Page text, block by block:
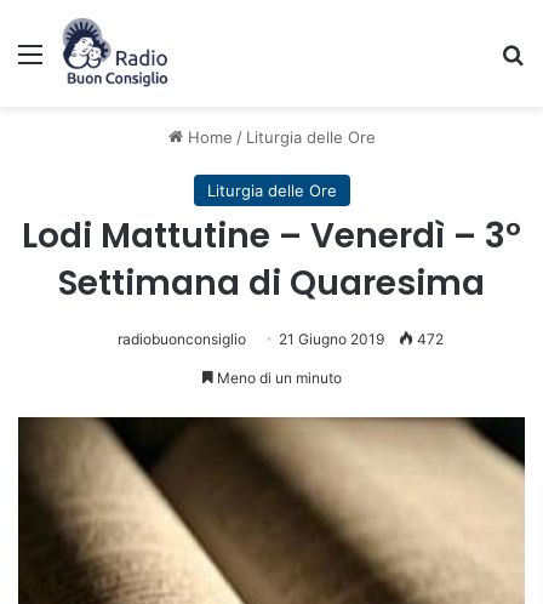
Menu
Home / Liturgia delle Ore
Liturgia delle Ore
Lodi Mattutine – Venerdì – 3°
Settimana di Quaresima
radiobuonconsiglio 21 Giugno 2019 472
Meno di un minuto